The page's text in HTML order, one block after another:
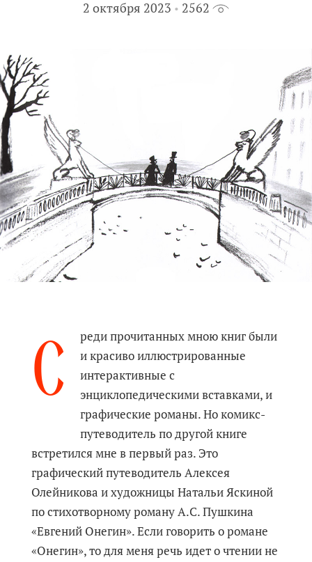
2 октября 2023 2562
С
реди прочитанных мною книг были
и красиво иллюстрированные
интерактивные с
энциклопедическими вставками, и
графические романы. Но комикс-
путеводитель по другой книге
встретился мне в первый раз. Это
графический путеводитель Алексея
Олейникова и художницы Натальи Яскиной
по стихотворному роману А.С. Пушкина
«Евгений Онегин». Если говорить о романе
«Онегин», то для меня речь идет о чтении не